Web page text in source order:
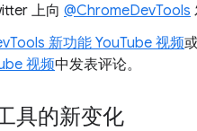
上向 @ChromeDevTools
新功能 YouTube 视频
视频中发表评论。
具的新变化